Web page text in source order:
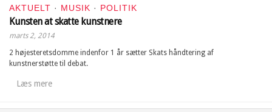
AKTUELT · MUSIK · POLITIK
Kunsten at skatte kunstnere
marts 2, 2014
2 højesteretsdomme indenfor 1 år sætter Skats håndtering af
kunstnerstøtte til debat.
Læs mere